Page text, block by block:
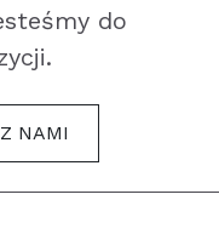
do
NAMI